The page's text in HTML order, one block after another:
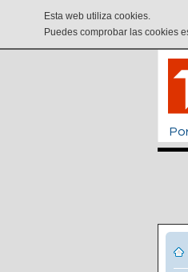
Esta web utiliza cookies.
Puedes comprobar las cookies